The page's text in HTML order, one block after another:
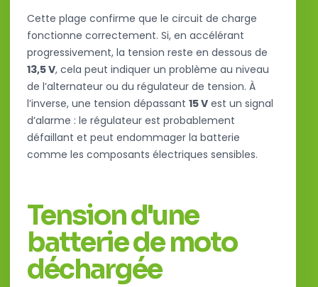
Cette plage confirme que le circuit de charge
fonctionne correctement. Si, en accélérant
progressivement, la tension reste en dessous de
13,5 V, cela peut indiquer un problème au niveau
de l’alternateur ou du régulateur de tension. À
l’inverse, une tension dépassant 15 V est un signal
d’alarme : le régulateur est probablement
défaillant et peut endommager la batterie
comme les composants électriques sensibles.
Tension d'une
batterie de moto
déchargée